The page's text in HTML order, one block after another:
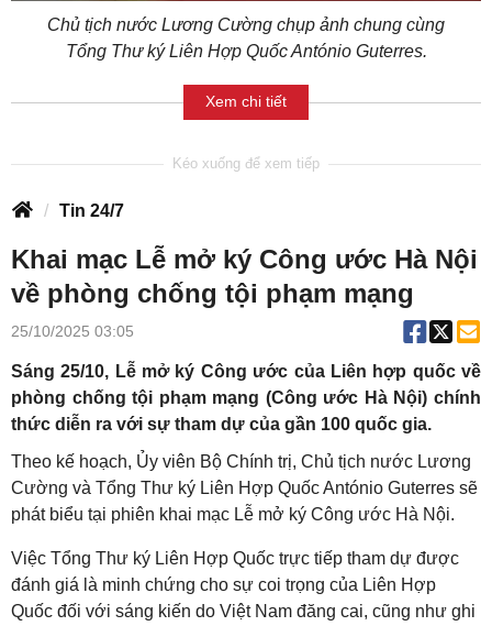
Chủ tịch nước Lương Cường chụp ảnh chung cùng
Tổng Thư ký Liên Hợp Quốc António Guterres.
Xem chi tiết
Tin 24/7
Khai mạc Lễ mở ký Công ước Hà Nội
về phòng chống tội phạm mạng
25/10/2025 03:05
Sáng 25/10, Lễ mở ký Công ước của Liên hợp quốc về
phòng chống tội phạm mạng (Công ước Hà Nội) chính
thức diễn ra với sự tham dự của gần 100 quốc gia.
Theo kế hoạch, Ủy viên Bộ Chính trị, Chủ tịch nước Lương
Cường và Tổng Thư ký Liên Hợp Quốc António Guterres sẽ
phát biểu tại phiên khai mạc Lễ mở ký Công ước Hà Nội.
Việc Tổng Thư ký Liên Hợp Quốc trực tiếp tham dự được
đánh giá là minh chứng cho sự coi trọng của Liên Hợp
Quốc đối với sáng kiến do Việt Nam đăng cai, cũng như ghi